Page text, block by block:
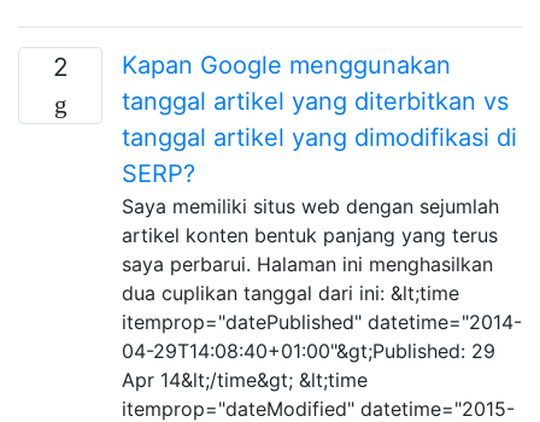
2
Kapan Google menggunakan
tanggal artikel yang diterbitkan vs
tanggal artikel yang dimodifikasi di
SERP?
Saya memiliki situs web dengan sejumlah
artikel konten bentuk panjang yang terus
saya perbarui. Halaman ini menghasilkan
dua cuplikan tanggal dari ini: &lt;time
itemprop="datePublished" datetime="2014-
04-29T14:08:40+01:00"&gt;Published: 29
Apr 14&lt;/time&gt; &lt;time
itemprop="dateModified" datetime="2015-